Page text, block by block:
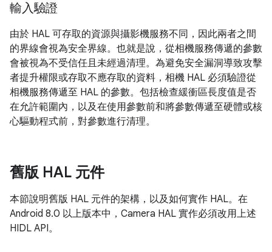
輸入驗證
由於 HAL 可存取的資源與攝影機服務不同，因此兩者之間
的界線會視為安全界線。也就是說，從相機服務傳遞的參數
會被視為不受信任且未經過清理。為避免安全漏洞導致攻擊
者提升權限或存取不應存取的資料，相機 HAL 必須驗證從
相機服務傳遞至 HAL 的參數。包括檢查緩衝區長度值是否
在允許範圍內，以及在使用參數前和將參數傳遞至硬體或核
心驅動程式前，對參數進行清理。
舊版 HAL 元件
本節說明舊版 HAL 元件的架構，以及如何實作 HAL。在
Android 8.0 以上版本中，Camera HAL 實作必須改用上述
HIDL API。